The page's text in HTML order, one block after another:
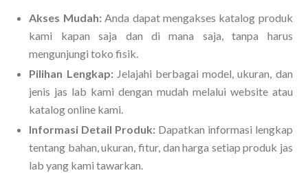
Akses Mudah:Anda dapat mengakses katalog produk
kami kapan saja dan di mana saja, tanpa harus
mengunjungi toko fisik.
Pilihan Lengkap:Jelajahi berbagai model, ukuran, dan
jenis jas lab kami dengan mudah melalui website atau
katalog online kami.
Informasi Detail Produk: Dapatkan informasi lengkap
tentang bahan, ukuran, fitur, dan harga setiap produk jas
lab yang kami tawarkan.